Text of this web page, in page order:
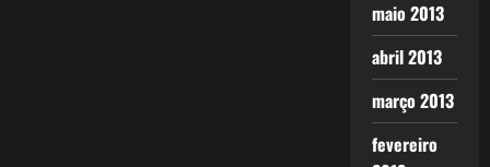
maio 2013
abril 2013
março 2013
fevereiro